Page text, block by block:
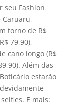
seu Fashion
Caruaru,
torno de R$
79,90),
cano longo (R$
Além das
estarão
E mais: